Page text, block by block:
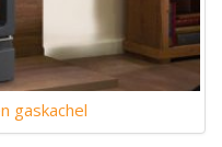
gaskachel